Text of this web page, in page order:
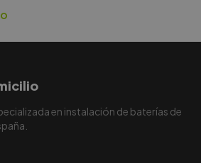
en instalación de baterías de